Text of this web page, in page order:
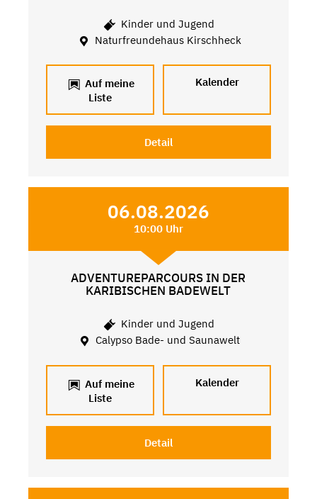
Kinder und Jugend
Naturfreundehaus Kirschheck
Auf meine
Liste
Kalender
Detail
06.08.2026
10:00 Uhr
ADVENTUREPARCOURS IN DER
KARIBISCHEN BADEWELT
Kinder und Jugend
Calypso Bade- und Saunawelt
Auf meine
Liste
Kalender
Detail